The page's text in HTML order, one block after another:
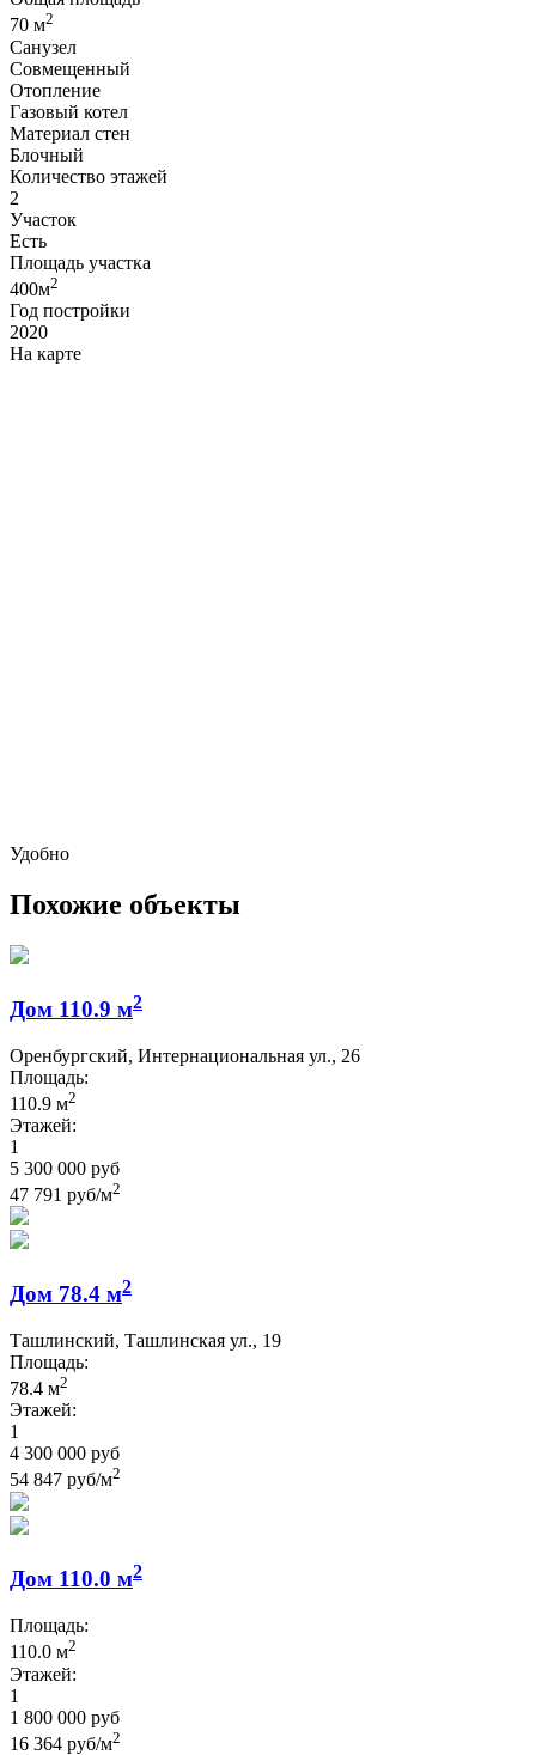
70 м2
Санузел
Совмещенный
Отопление
Газовый котел
Материал стен
Блочный
Количество этажей
2
Участок
Есть
Площадь участка
400м2
Год постройки
2020
На карте
Удобно
Похожие объекты
Дом 110.9 м2
Оренбургский, Интернациональная ул., 26
Площадь:
110.9 м2
Этажей:
1
5 300 000 руб
47 791 руб/м2
Дом 78.4 м2
Ташлинский, Ташлинская ул., 19
Площадь:
78.4 м2
Этажей:
1
4 300 000 руб
54 847 руб/м2
Дом 110.0 м2
Площадь:
110.0 м2
Этажей:
1
1 800 000 руб
16 364 руб/м2